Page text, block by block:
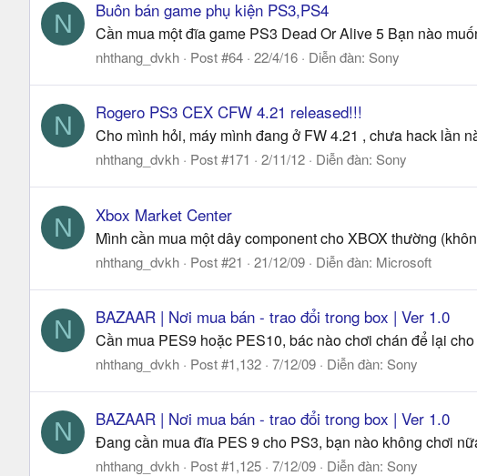
N Buôn bán game phụ kiện PS3,PS4
Cần mua một đĩa game PS3 Dead Or Alive 5 Bạn nào
nhthang_dvkh Post #64 22/4/16 Diễn đàn: Sony
N Rogero PS3 CEX CFW 4.21 released!!!
Cho mình hỏi, máy mình đang ở FW 4.21 , chưa hack lần
nhthang_dvkh Post #171 2/11/12 Diễn đàn: Sony
N Xbox Market Center
Mình cần mua một dây component cho XBOX thường
nhthang_dvkh Post #21 21/12/09 Diễn đàn: Microsoft
N BAZAAR | Nơi mua bán - trao đổi trong box | Ver 1.0
Cần mua PES9 hoặc PES10, bác nào chơi chán để lại
nhthang_dvkh Post #1,132 7/12/09 Diễn đàn: Sony
N BAZAAR | Nơi mua bán - trao đổi trong box | Ver 1.0
Đang cần mua đĩa PES 9 cho PS3, bạn nào không chơi
nhthang_dvkh Post #1,125 7/12/09 Diễn đàn: Sony